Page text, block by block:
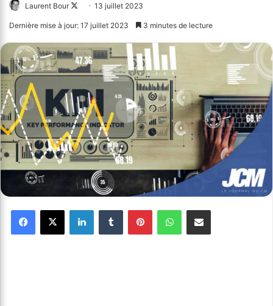
Laurent Bour
Follow13 juillet 2023
Dernière mise à jour: 17 juillet 2023 3 minutes de lecture